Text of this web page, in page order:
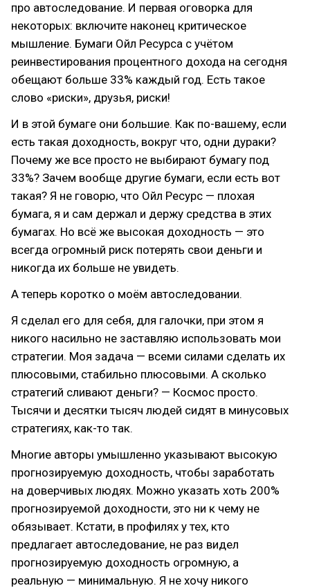
про автоследование. И первая оговорка для
некоторых: включите наконец критическое
мышление. Бумаги Ойл Ресурса с учётом
реинвестирования процентного дохода на сегодня
обещают больше 33% каждый год. Есть такое
слово «риски», друзья, риски!
И в этой бумаге они большие. Как по-вашему, если
есть такая доходность, вокруг что, одни дураки?
Почему же все просто не выбирают бумагу под
33%? Зачем вообще другие бумаги, если есть вот
такая? Я не говорю, что Ойл Ресурс — плохая
бумага, я и сам держал и держу средства в этих
бумагах. Но всё же высокая доходность — это
всегда огромный риск потерять свои деньги и
никогда их больше не увидеть.
А теперь коротко о моём автоследовании.
Я сделал его для себя, для галочки, при этом я
никого насильно не заставляю использовать мои
стратегии. Моя задача — всеми силами сделать их
плюсовыми, стабильно плюсовыми. А сколько
стратегий сливают деньги? — Космос просто.
Тысячи и десятки тысяч людей сидят в минусовых
стратегиях, как-то так.
Многие авторы умышленно указывают высокую
прогнозируемую доходность, чтобы заработать
на доверчивых людях. Можно указать хоть 200%
прогнозируемой доходности, это ни к чему не
обязывает. Кстати, в профилях у тех, кто
предлагает автоследование, не раз видел
прогнозируемую доходность огромную, а
реальную — минимальную. Я не хочу никого